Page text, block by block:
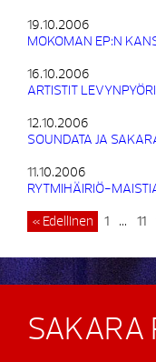
19.10.2006
MOKOMAN EP:N
16.10.2006
ARTISTIT
12.10.2006
SOUNDATA JA
11.10.2006
RYTMIHÄIRIÖ-
« Edellinen 1 … 11
SAKARA